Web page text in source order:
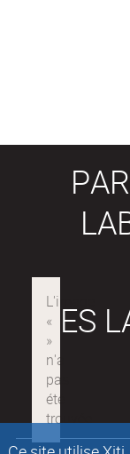
LES